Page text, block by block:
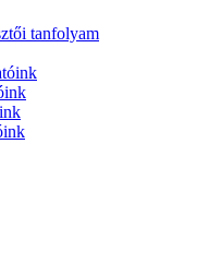
tanfolyam